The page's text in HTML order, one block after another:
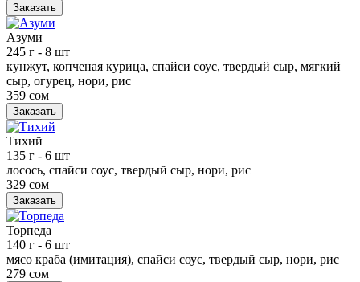
Заказать
Азуми
245 г - 8 шт
кунжут, копченая курица, спайси соус, твердый сыр, мягкий
сыр, огурец, нори, рис
359 сом
Заказать
Тихий
135 г - 6 шт
лосось, спайси соус, твердый сыр, нори, рис
329 сом
Заказать
Торпеда
140 г - 6 шт
мясо краба (имитация), спайси соус, твердый сыр, нори, рис
279 сом